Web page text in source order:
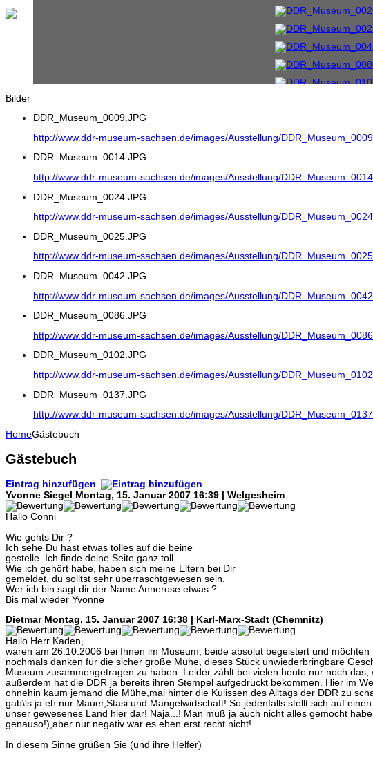
Bilder
DDR_Museum_0009.JPG
http://www.ddr-museum-sachsen.de/images/Ausstellung/
DDR_Museum_0014.JPG
http://www.ddr-museum-sachsen.de/images/Ausstellung/
DDR_Museum_0024.JPG
http://www.ddr-museum-sachsen.de/images/Ausstellung/
DDR_Museum_0025.JPG
http://www.ddr-museum-sachsen.de/images/Ausstellung/
DDR_Museum_0042.JPG
http://www.ddr-museum-sachsen.de/images/Ausstellung/
DDR_Museum_0086.JPG
http://www.ddr-museum-sachsen.de/images/Ausstellung/
DDR_Museum_0102.JPG
http://www.ddr-museum-sachsen.de/images/Ausstellung/
DDR_Museum_0137.JPG
http://www.ddr-museum-sachsen.de/images/Ausstellung/
HomeGästebuch
Gästebuch
Eintrag hinzufügen
Yvonne Siegel
Montag, 15. Januar 2007 16:39 | Welgesheim
Hallo Conni
Wie gehts Dir ?
Ich sehe Du hast etwas tolles auf die beine
gestelle. Ich finde deine Seite ganz toll.
Wie ich gehört habe, haben sich meine Eltern bei Dir
gemeldet, du solltst sehr überraschtgewesen sein.
Wer ich bin sagt dir der Name Annerose etwas ?
Bis mal wieder Yvonne
Dietmar Montag, 15. Januar 2007 16:38 | Karl-Marx-Stadt (Chemnitz)
Hallo Herr Kaden,
waren am 26.10.2006 bei Ihnen im Museum; beide absolut begeistert und möchten
nochmals danken für die sicher große Mühe, dieses Stück unwiederbringbare
Museum zusammengetragen zu haben. Leider zählt bei vielen heute nur noch das,
außerdem hat die DDR ja bereits ihren Stempel aufgedrückt bekommen. Hier im
ohnehin kaum jemand die Mühe,mal hinter die Kulissen des Alltags der DDR zu
gab\'s ja eh nur Mauer,Stasi und Mangelwirtschaft! So jedenfalls stellt sich auf
unser gewesenes Land hier dar! Naja...! Man muß ja auch nicht alles gemocht
genauso!),aber nur negativ war es eben erst recht nicht!
In diesem Sinne grüßen Sie (und ihre Helfer)